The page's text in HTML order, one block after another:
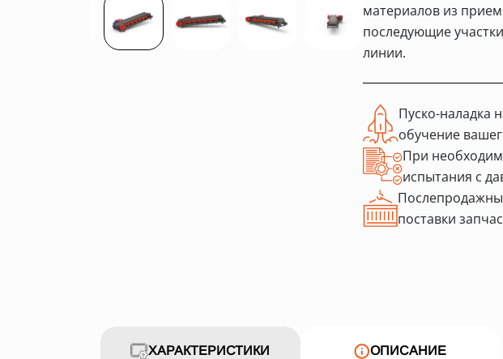
материалов из
последующие
линии.
Пуско-наладка
обучение
При
испытания с
поставки
ХАРАКТЕРИСТИКИ ОПИСАНИЕ